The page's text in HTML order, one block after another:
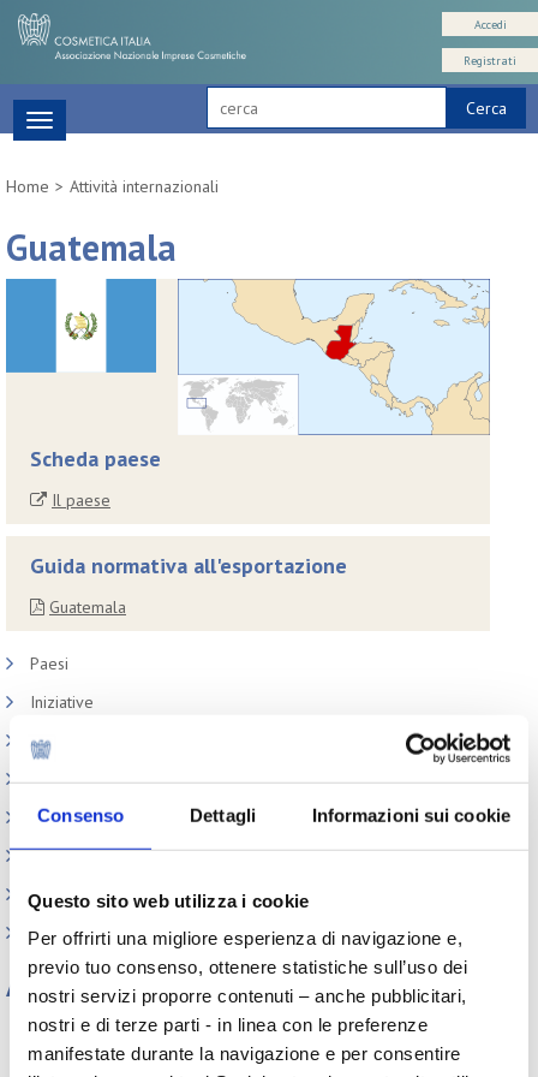
Consenso Dettagli Informazioni sui cookie
Questo sito web utilizza i cookie
Per offrirti una migliore esperienza di navigazione e,
previo tuo consenso, ottenere statistiche sull’uso dei
nostri servizi proporre contenuti – anche pubblicitari,
nostri e di terze parti - in linea con le preferenze
manifestate durante la navigazione e per consentire
Cerca
Accedi
Registrati
Toggle
navigation
Home
Attività internazionali
Guatemala
Scheda paese
Il paese
Guida normativa all'esportazione
Guatemala
Paesi
Iniziative
Webinar
Circolari
Memorandum of Understanding
Corsi di formazione
Contatti utili
FAQ
Archivio
Tutti gli anni
2026 2025 2024
2023